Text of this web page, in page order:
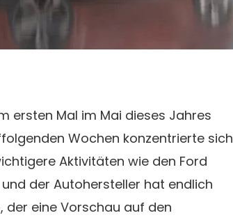
ersten Mal im Mai dieses Jahres
Wochen konzentrierte sich
Aktivitäten wie den Ford
der Autohersteller hat endlich
der eine Vorschau auf den